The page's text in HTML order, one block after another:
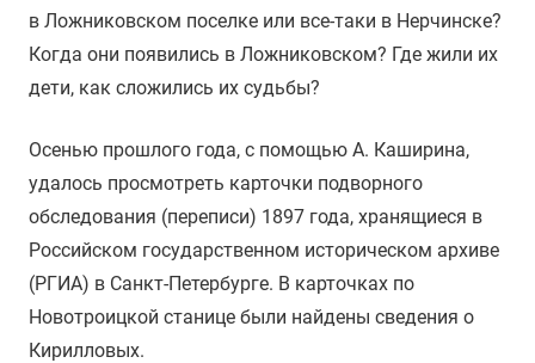
в Ложниковском поселке или все-таки в Нерчинске?
Когда они появились в Ложниковском? Где жили их
дети, как сложились их судьбы?
Осенью прошлого года, с помощью А. Каширина,
удалось просмотреть карточки подворного
обследования (переписи) 1897 года, хранящиеся в
Российском государственном историческом архиве
(РГИА) в Санкт-Петербурге. В карточках по
Новотроицкой станице были найдены сведения о
Кирилловых.